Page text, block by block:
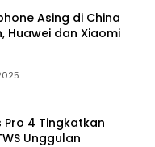
Asing di China
Huawei dan Xiaomi
Pro 4 Tingkatkan
Unggulan